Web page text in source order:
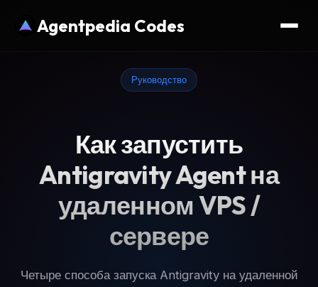
Agentpedia Codes
Руководство
Как запустить
Antigravity Agent на
удаленном VPS /
сервере
Четыре способа запуска Antigravity на удаленной